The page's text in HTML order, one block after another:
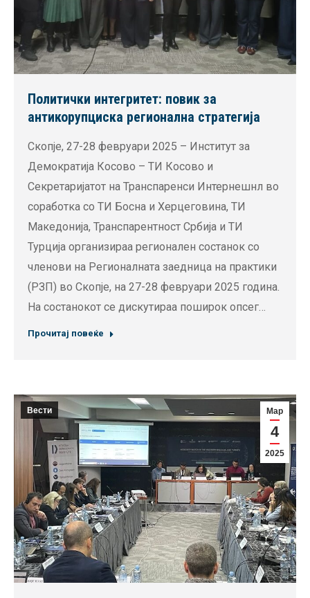
Политички интегритет: повик за
антикорупциска регионална стратегија
Скопје, 27-28 февруари 2025 – Институт за
Демократија Косово – ТИ Косово и
Секретаријатот на Транспаренси Интернешнл во
соработка со ТИ Босна и Херцеговина, ТИ
Македонија, Транспарентност Србија и ТИ
Турција организираа регионален состанок со
членови на Регионалната заедница на практики
(РЗП) во Скопје, на 27-28 февруари 2025 година.
На состанокот се дискутираа поширок опсег…
Прочитај повеќе
Мар
4
2025
Вести